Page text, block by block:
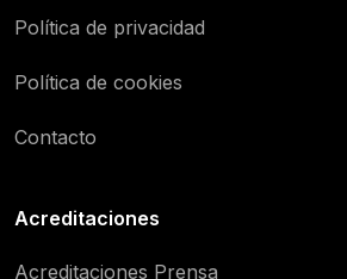
Política de privacidad
Política de cookies
Contacto
Acreditaciones
Acreditaciones Prensa